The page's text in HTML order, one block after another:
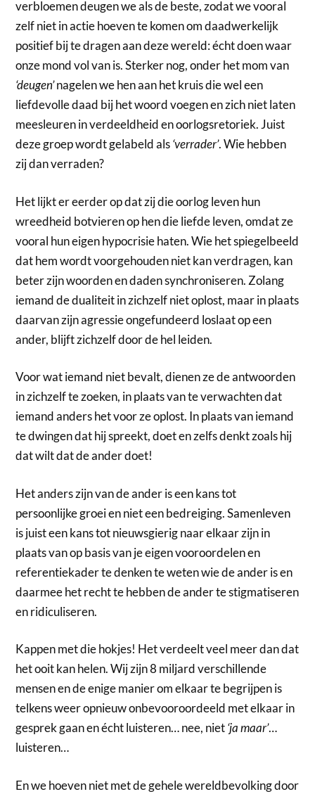
verbloemen deugen we als de beste, zodat we vooral
zelf niet in actie hoeven te komen om daadwerkelijk
positief bij te dragen aan deze wereld: écht doen waar
onze mond vol van is. Sterker nog, onder het mom van
‘deugen’nagelen we hen aan het kruis die wel een
liefdevolle daad bij het woord voegen en zich niet laten
meesleuren in verdeeldheid en oorlogsretoriek. Juist
deze groep wordt gelabeld als‘verrader’. Wie hebben
zij dan verraden?
Het lijkt er eerder op dat zij die oorlog leven hun
wreedheid botvieren op hen die liefde leven, omdat ze
vooral hun eigen hypocrisie haten. Wie het spiegelbeeld
dat hem wordt voorgehouden niet kan verdragen, kan
beter zijn woorden en daden synchroniseren. Zolang
iemand de dualiteit in zichzelf niet oplost, maar in plaats
daarvan zijn agressie ongefundeerd loslaat op een
ander, blijft zichzelf door de hel leiden.
Voor wat iemand niet bevalt, dienen ze de antwoorden
in zichzelf te zoeken, in plaats van te verwachten dat
iemand anders het voor ze oplost. In plaats van iemand
te dwingen dat hij spreekt, doet en zelfs denkt zoals hij
dat wilt dat de ander doet!
Het anders zijn van de ander is een kans tot
persoonlijke groei en niet een bedreiging. Samenleven
is juist een kans tot nieuwsgierig naar elkaar zijn in
plaats van op basis van je eigen vooroordelen en
referentiekader te denken te weten wie de ander is en
daarmee het recht te hebben de ander te stigmatiseren
en ridiculiseren.
Kappen met die hokjes! Het verdeelt veel meer dan dat
het ooit kan helen. Wij zijn 8 miljard verschillende
mensen en de enige manier om elkaar te begrijpen is
telkens weer opnieuw onbevooroordeeld met elkaar in
gesprek gaan en écht luisteren… nee, niet‘ja maar’…
luisteren…
En we hoeven niet met de gehele wereldbevolking door